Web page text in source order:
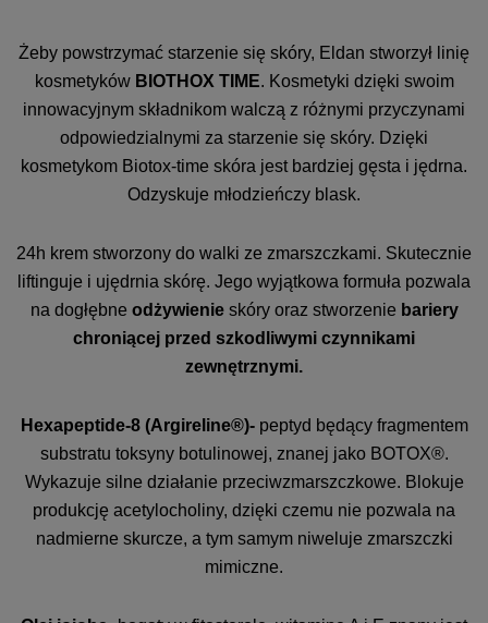
Żeby powstrzymać starzenie się skóry, Eldan stworzył linię
kosmetyków BIOTHOX TIME. Kosmetyki dzięki swoim
innowacyjnym składnikom walczą z różnymi przyczynami
odpowiedzialnymi za starzenie się skóry. Dzięki
kosmetykom Biotox-time skóra jest bardziej gęsta i jędrna.
Odzyskuje młodzieńczy blask.
24h krem stworzony do walki ze zmarszczkami. Skutecznie
liftinguje i ujędrnia skórę. Jego wyjątkowa formuła pozwala
na dogłębne odżywienieskóry oraz stworzenie bariery
chroniącej przed szkodliwymi czynnikami
zewnętrznymi.
Hexapeptide-8 (Argireline®)-peptyd będący fragmentem
substratu toksyny botulinowej, znanej jako BOTOX®.
Wykazuje silne działanie przeciwzmarszczkowe. Blokuje
produkcję acetylocholiny, dzięki czemu nie pozwala na
nadmierne skurcze, a tym samym niweluje zmarszczki
mimiczne.